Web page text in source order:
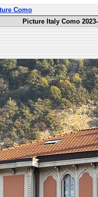
Como
Picture Italy Como